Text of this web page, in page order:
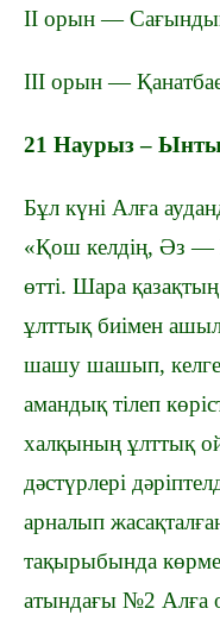
ІІ орын —
ІІІ орын —
21 Наурыз –
Бұл күні Алға
«Қош келдің, Әз —
өтті. Шара
ұлттық биімен
шашу шашып,
амандық тілеп
халқының ұлттық
дәстүрлері
арналып
тақырыбында
атындағы №2 Алға